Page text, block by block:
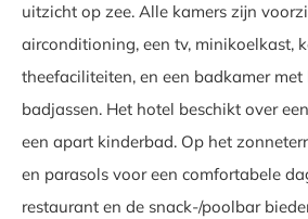
uitzicht op zee. Alle kamers zijn
airconditioning, een tv, minikoelkast,
theefaciliteiten, en een badkamer
badjassen. Het hotel beschikt over
een apart kinderbad. Op het
en parasols voor een comfortabele
restaurant en de snack-/poolbar